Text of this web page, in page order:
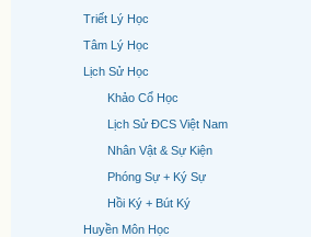
Triết Lý Học
Tâm Lý Học
Lịch Sử Học
Khảo Cổ Học
Lịch Sử ĐCS Việt Nam
Nhân Vật & Sự Kiện
Phóng Sự + Ký Sự
Hồi Ký + Bút Ký
Huyền Môn Học